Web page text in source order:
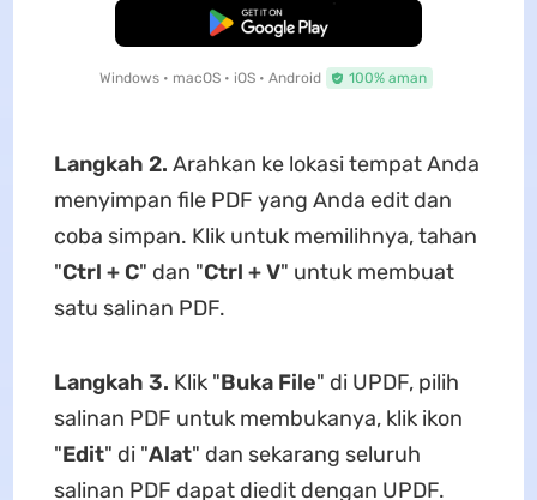
Unduh Gratis
Windows • macOS • iOS • Android 100% aman
Langkah 2. Arahkan ke lokasi tempat Anda
menyimpan file PDF yang Anda edit dan
coba simpan. Klik untuk memilihnya, tahan
"Ctrl + C" dan "Ctrl + V" untuk membuat
satu salinan PDF.
Langkah 3. Klik "Buka File" di UPDF, pilih
salinan PDF untuk membukanya, klik ikon
"Edit" di "Alat" dan sekarang seluruh
salinan PDF dapat diedit dengan UPDF.